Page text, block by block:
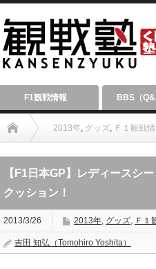
F1観戦情報 BBS（
2013年, グッズ, Ｆ１観戦
【F1日本GP】レディースシ
クッション！
2013/3/26 2013年, グッズ, Ｆ１
吉田 知弘（Tomohiro Yoshita）